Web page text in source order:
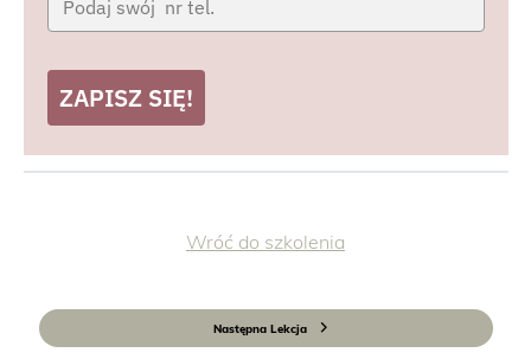
ZAPISZ SIĘ!
Wróć do szkolenia
Następna Lekcja